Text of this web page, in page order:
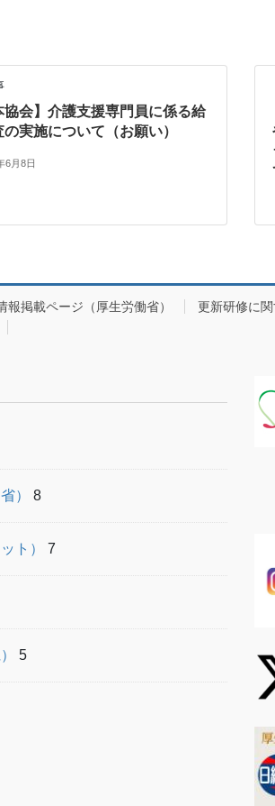
協会】介護支援専門員に係る給
の実施について（お願い）
6月8日
報掲載ページ（厚生労働省） 更新研修に関
） 8
ト） 7
5